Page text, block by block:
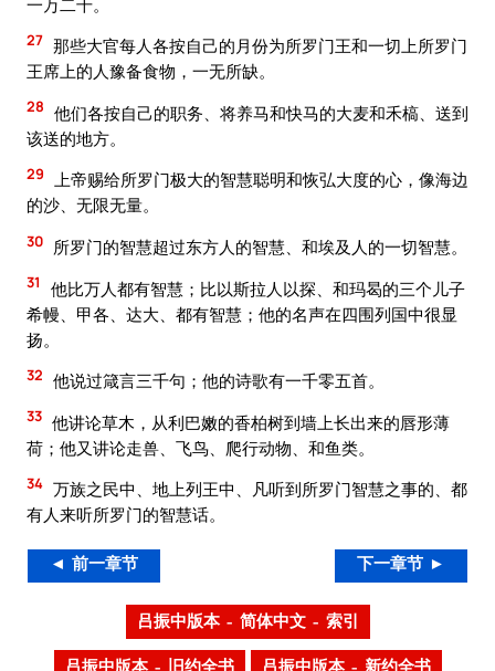
27 那些大官每人各按自己的月份为所罗门王和一切上所罗门
王席上的人豫备食物，一无所缺。
28 他们各按自己的职务、将养马和快马的大麦和禾槁、送到
该送的地方。
29 上帝赐给所罗门极大的智慧聪明和恢弘大度的心，像海边
的沙、无限无量。
30 所罗门的智慧超过东方人的智慧、和埃及人的一切智慧。
31
他比万人都有智慧；比以斯拉人以探、和玛曷的三个儿子
希幔、甲各、达大、都有智慧；他的名声在四围列国中很显
扬。
32 他说过箴言三千句；他的诗歌有一千零五首。
33 他讲论草木，从利巴嫩的香柏树到墙上长出来的唇形薄
荷；他又讲论走兽、飞鸟、爬行动物、和鱼类。
34 万族之民中、地上列王中、凡听到所罗门智慧之事的、都
有人来听所罗门的智慧话。
◄ 前一章节 下一章节 ►
吕振中版本 – 简体中文 – 索引